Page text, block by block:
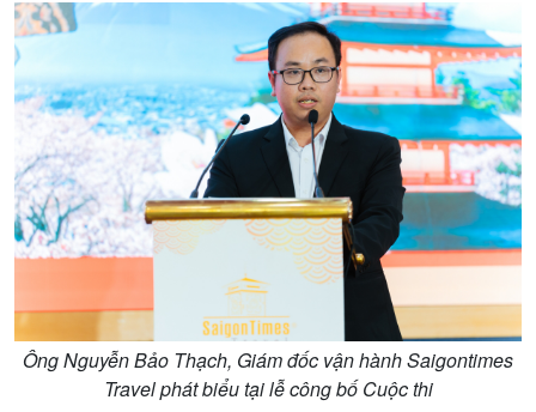
Ông Nguyễn Bảo Thạch, Giám đốc vận hành Saigontimes
Travel phát biểu tại lễ công bố Cuộc thi